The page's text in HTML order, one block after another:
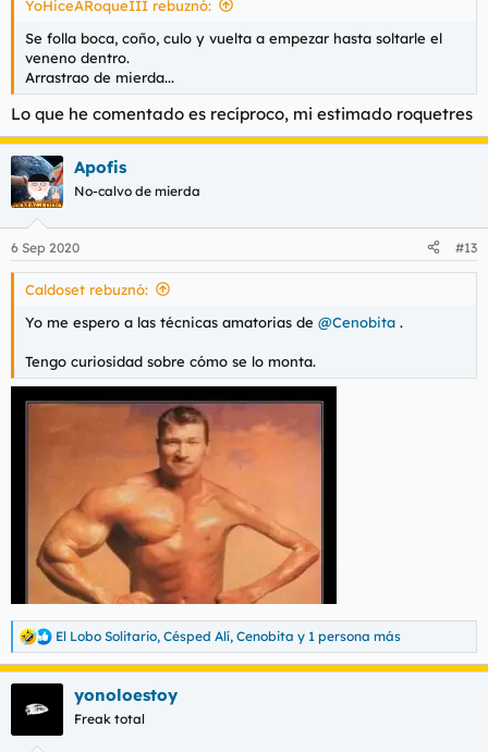
YoHiceARoqueIII rebuznó:
Se folla boca, coño, culo y vuelta a empezar hasta soltarle el
veneno dentro.
Arrastrao de mierda...
Lo que he comentado es recíproco, mi estimado roquetres
Apofis
No-calvo de mierda
6 Sep 2020 #13
Caldoset rebuznó:
Yo me espero a las técnicas amatorias de @Cenobita .
Tengo curiosidad sobre cómo se lo monta.
R
e
a
El Lobo Solitario, Césped Alí, Cenobita y 1 persona más
yonoloestoy
Freak total